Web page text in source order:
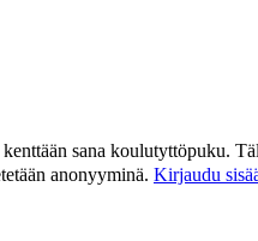
sana koulutyttöpuku.
anonyyminä. Kirjaudu